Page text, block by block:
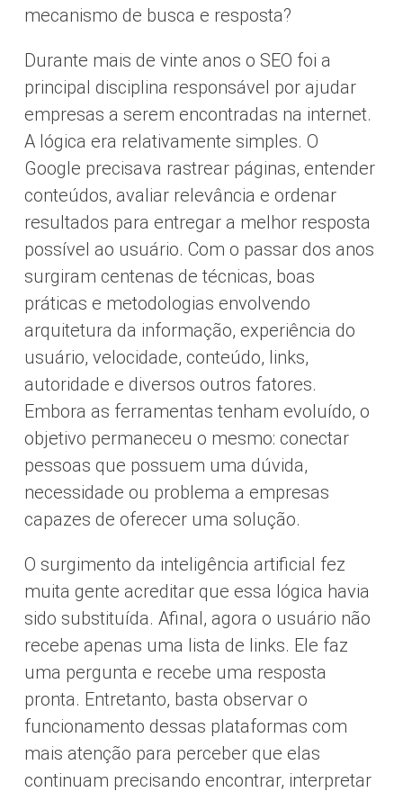
mecanismo de busca e resposta?
Durante mais de vinte anos o SEO foi a
principal disciplina responsável por ajudar
empresas a serem encontradas na internet.
A lógica era relativamente simples. O
Google precisava rastrear páginas, entender
conteúdos, avaliar relevância e ordenar
resultados para entregar a melhor resposta
possível ao usuário. Com o passar dos anos
surgiram centenas de técnicas, boas
práticas e metodologias envolvendo
arquitetura da informação, experiência do
usuário, velocidade, conteúdo, links,
autoridade e diversos outros fatores.
Embora as ferramentas tenham evoluído, o
objetivo permaneceu o mesmo: conectar
pessoas que possuem uma dúvida,
necessidade ou problema a empresas
capazes de oferecer uma solução.
O surgimento da inteligência artificial fez
muita gente acreditar que essa lógica havia
sido substituída. Afinal, agora o usuário não
recebe apenas uma lista de links. Ele faz
uma pergunta e recebe uma resposta
pronta. Entretanto, basta observar o
funcionamento dessas plataformas com
mais atenção para perceber que elas
continuam precisando encontrar, interpretar